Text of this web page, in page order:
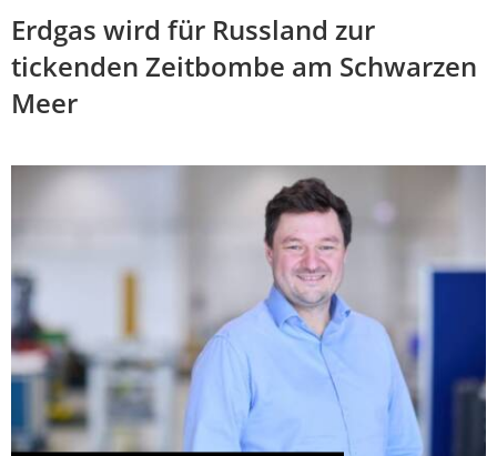
Erdgas wird für Russland zur
tickenden Zeitbombe am Schwarzen
Meer